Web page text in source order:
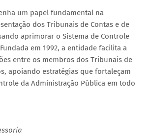
um papel fundamental na
dos Tribunais de Contas e de
aprimorar o Sistema de Controle
em 1992, a entidade facilita a
entre os membros dos Tribunais de
apoiando estratégias que fortaleçam
da Administração Pública em todo